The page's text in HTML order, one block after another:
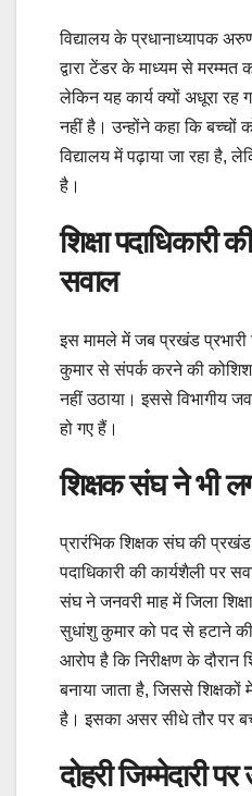
विद्यालय के प्रधानाध्यापक
द्वारा टेंडर के माध्यम से मरम्मत
लेकिन यह कार्य क्यों अधूरा रह
नहीं है। उन्होंने कहा कि बच्चों
विद्यालय में पढ़ाया जा रहा है,
है।
शिक्षा पदाधिकारी
सवाल
इस मामले में जब प्रखंड प्रभारी
कुमार से संपर्क करने की
नहीं उठाया। इससे विभागीय
हो गए हैं।
शिक्षक संघ ने भी
प्रारंभिक शिक्षक संघ की प्रखंड
पदाधिकारी की कार्यशैली पर
संघ ने जनवरी माह में जिला
सुधांशु कुमार को पद से हटाने
आरोप है कि निरीक्षण के दौरान
बनाया जाता है, जिससे
है। इसका असर सीधे तौर पर
दोहरी जिम्मेदारी